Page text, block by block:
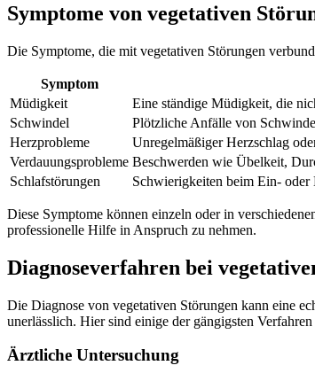
Symptome von vegetativen
Die Symptome, die mit vegetativen Störungen
Symptom
Müdigkeit
Eine ständige Müdigkeit, die
Schwindel
Plötzliche Anfälle von
Herzprobleme
Unregelmäßiger Herzschlag
Verdauungsprobleme Beschwerden wie Übelkeit,
Schlafstörungen
Schwierigkeiten beim Ein- oder
Diese Symptome können einzeln oder in
professionelle Hilfe in Anspruch zu nehmen.
Diagnoseverfahren bei
Die Diagnose von vegetativen Störungen kann eine
unerlässlich. Hier sind einige der gängigsten
Ärztliche Untersuchung